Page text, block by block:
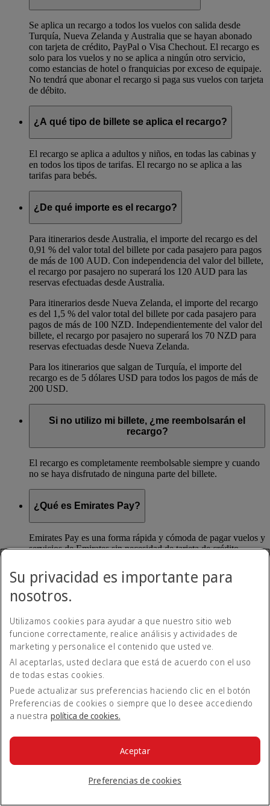
Se aplica un recargo a todos los vuelos con salida desde
Turquía, Nueva Zelanda y Australia que se hayan abonado
con tarjeta de crédito, PayPal o Visa Chechout. El recargo es
solo para los vuelos y no se aplica a ningún otro servicio,
como estancias de hotel o franquicias por exceso de equipaje.
No tendrá que abonar el recargo si paga sus vuelos con tarjeta
de débito.
¿A qué tipo de billete se aplica el recargo?
El recargo se aplica a adultos y niños, en todas las cabinas y
en todos los tipos de tarifas. El recargo no se aplica a las
tarifas para bebés.
¿De qué importe es el recargo?
Para itinerarios desde Australia, el importe del recargo es del
0,91 % del valor total del billete por cada pasajero para pagos
de más de 100 AUD. Con independencia del valor del billete,
el recargo por pasajero no superará los 120 AUD para las
reservas efectuadas desde Australia.
Para itinerarios desde Nueva Zelanda, el importe del recargo
es del 1,5 % del valor total del billete por cada pasajero para
pagos de más de 100 NZD. Independientemente del valor del
billete, el recargo por pasajero no superará los 70 NZD para
reservas efectuadas desde Nueva Zelanda.
Para los itinerarios que salgan de Turquía, el importe del
recargo es de 5 dólares USD para todos los pagos de más de
200 USD.
Si no utilizo mi billete, ¿me reembolsarán el
recargo?
El recargo es completamente reembolsable siempre y cuando
no se haya disfrutado de ninguna parte del billete.
¿Qué es Emirates Pay?
Emirates Pay es una forma rápida y cómoda de pagar vuelos y
servicios de Emirates sin necesidad de tarjeta de crédito.
Bank y la IATA, ofrece una mayor seguridad con una nueva
opción de pago contactless.
Cuando reserve un vuelo en emirates.com, tendrá
vincular su cuenta bancaria a Emirates Pay de forma segura y
completar su reserva.
Volver a Todos los temas
Volver arriba
Todos los temas de preguntas frecuentes
Móvil y app de Emirates
Preparación del viaje
Su privacidad es importante para
nosotros.
Utilizamos cookies para ayudar a que nuestro sitio web
funcione correctamente, realice análisis y actividades de
marketing y personalice el contenido que usted ve.
Al aceptarlas, usted declara que está de acuerdo con el uso
de todas estas cookies.
Puede actualizar sus preferencias haciendo clic en el botón
Preferencias de cookies o siempre que lo desee accediendo
a nuestra política de cookies.
Preferencias de cookies
Aceptar